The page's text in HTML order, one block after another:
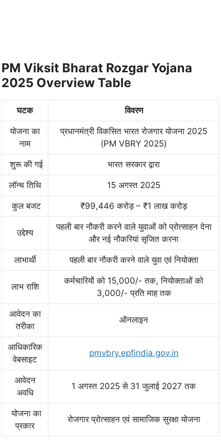
PM Viksit Bharat Rozgar Yojana
2025 Overview Table
घटक विवरण
योजना का
नाम
प्रधानमंत्री विकसित भारत रोजगार योजना 2025
(PM VBRY 2025)
शुरू की गई भारत सरकार द्वारा
लॉन्च तिथि 15 अगस्त 2025
कुल बजट ₹99,446 करोड़ – ₹1 लाख करोड़
उद्देश्य
पहली बार नौकरी करने वाले युवाओं को प्रोत्साहन देना
और नई नौकरियां सृजित करना
लाभार्थी पहली बार नौकरी करने वाले युवा एवं नियोक्ता
लाभ राशि
कर्मचारियों को 15,000/- तक, नियोक्ताओं को
3,000/- प्रति माह तक
आवेदन का
तरीका
ऑनलाइन
आधिकारिक
वेबसाइट
pmvbry.epfindia.gov.in
आवेदन
अवधि
1 अगस्त 2025 से 31 जुलाई 2027 तक
योजना का
प्रकार
रोजगार प्रोत्साहन एवं सामाजिक सुरक्षा योजना